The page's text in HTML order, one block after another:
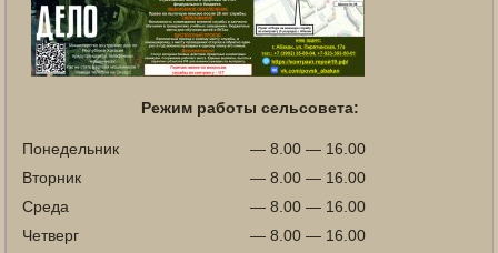
Режим работы сельсовета:
Понедельник
— 8.00 — 16.00
Вторник
— 8.00 — 16.00
Среда
— 8.00 — 16.00
Четверг
— 8.00 — 16.00